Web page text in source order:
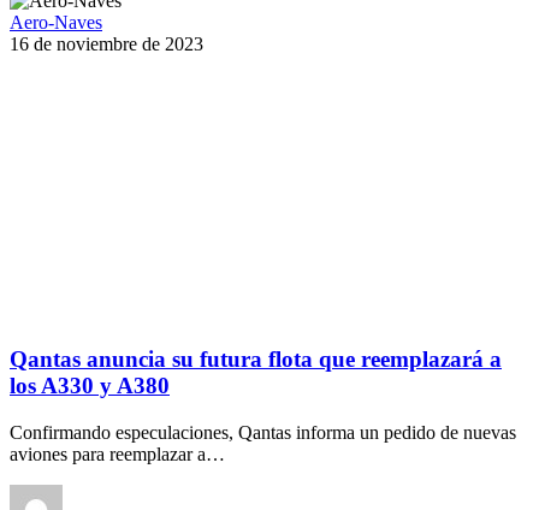
Aero-Naves
16 de noviembre de 2023
Qantas anuncia su futura flota que reemplazará a
los A330 y A380
Confirmando especulaciones, Qantas informa un pedido de nuevas
aviones para reemplazar a…